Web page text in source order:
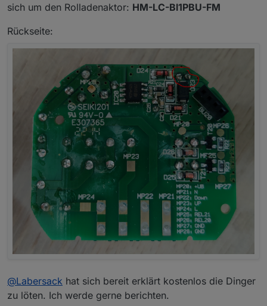
sich um den Rolladenaktor: HM-LC-Bl1PBU-FM
Rückseite:
@Labersack hat sich bereit erklärt kostenlos die Dinger
zu löten. Ich werde gerne berichten.